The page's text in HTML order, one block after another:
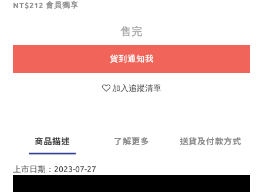
NT$212 會員獨享
售完
貨到通知我
加入追蹤清單
商品描述 了解更多 送貨及付款方式
上市日期：2023-07-27